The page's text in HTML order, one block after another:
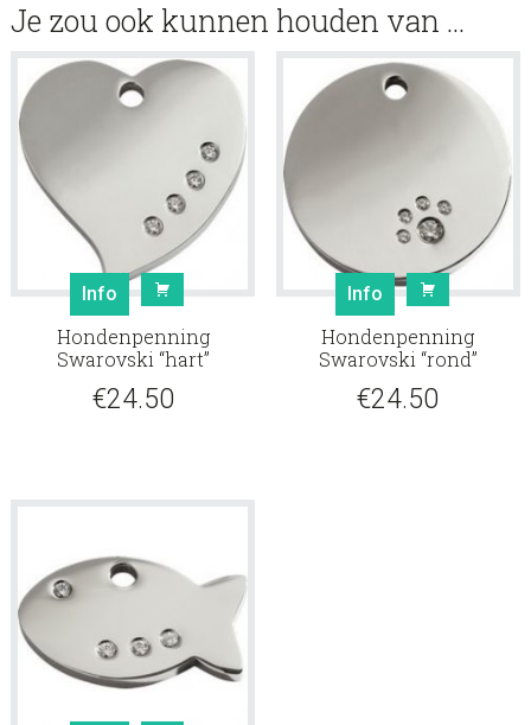
Je zou ook kunnen houden van …
Info
Hondenpenning
Swarovski “hart”
€24.50
Info
Hondenpenning
Swarovski “rond”
€24.50